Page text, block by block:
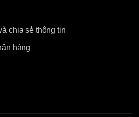
chia sẻ thông tin
hàng